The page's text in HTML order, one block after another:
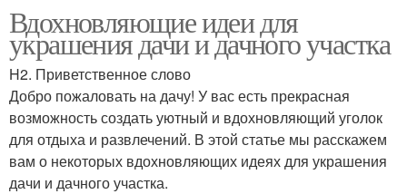
Вдохновляющие идеи для
украшения дачи и дачного участка
H2. Приветственное слово
Добро пожаловать на дачу! У вас есть прекрасная
возможность создать уютный и вдохновляющий уголок
для отдыха и развлечений. В этой статье мы расскажем
вам о некоторых вдохновляющих идеях для украшения
дачи и дачного участка.